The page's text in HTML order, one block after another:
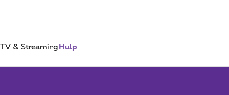
TV & Streaming Hulp